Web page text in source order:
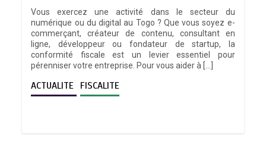
Vous exercez une activité dans le secteur du
numérique ou du digital au Togo ? Que vous soyez e-
commerçant, créateur de contenu, consultant en
ligne, développeur ou fondateur de startup, la
conformité fiscale est un levier essentiel pour
pérenniser votre entreprise. Pour vous aider à […]
ACTUALITE FISCALITE
TOGO : Sauver la mère devient un
indicateur de civilisation
4 minutes